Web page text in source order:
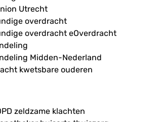
Utrecht
overdracht
overdracht eOverdracht
Midden-Nederland
kwetsbare ouderen
zeldzame klachten